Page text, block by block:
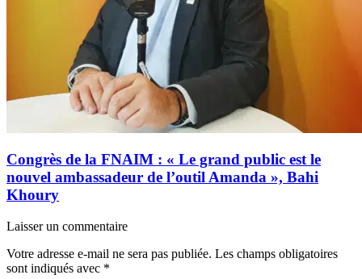
Congrès de la FNAIM : « Le grand public est le
nouvel ambassadeur de l’outil Amanda », Bahi
Khoury
Laisser un commentaire
Votre adresse e-mail ne sera pas publiée. Les champs obligatoires
sont indiqués avec *